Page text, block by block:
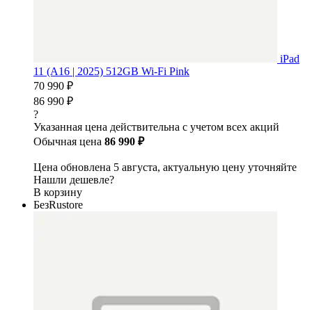
iPad
11 (A16 | 2025) 512GB Wi-Fi Pink
70 990 ₽
86 990 ₽
?
Указанная цена действительна с учетом всех акций
Обычная цена 86 990 ₽
Цена обновлена 5 августа, актуальную цену уточняйте
Нашли дешевле?
В корзину
БезRustore